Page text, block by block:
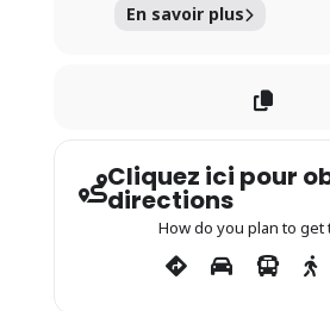
En savoir plus
Cliquez ici pour
directions
How do you plan to get